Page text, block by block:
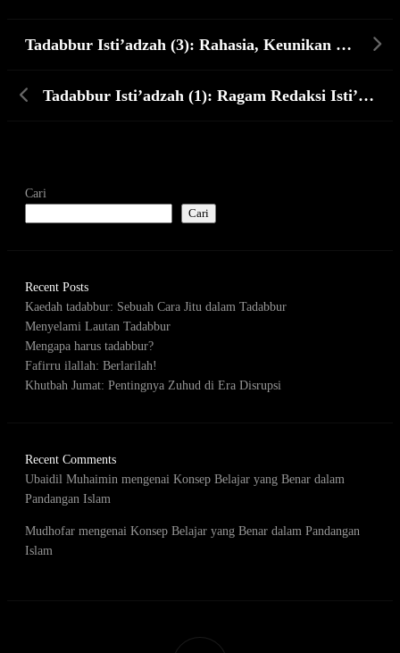
Tadabbur Isti’adzah (3): Rahasia, Keunikan dan Faedah Isti’adzah
Tadabbur Isti’adzah (1): Ragam Redaksi Isti’adzah
Cari
Cari
Recent Posts
Kaedah tadabbur: Sebuah Cara Jitu dalam Tadabbur
Menyelami Lautan Tadabbur
Mengapa harus tadabbur?
Fafirru ilallah: Berlarilah!
Khutbah Jumat: Pentingnya Zuhud di Era Disrupsi
Recent Comments
Ubaidil Muhaimin mengenai Konsep Belajar yang Benar dalam
Pandangan Islam
Mudhofar mengenai Konsep Belajar yang Benar dalam Pandangan
Islam